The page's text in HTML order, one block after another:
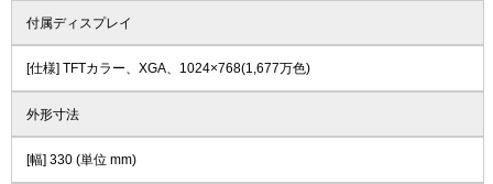
付属ディスプレイ
[仕様] TFTカラー、XGA、1024×768(1,677万色)
外形寸法
[幅] 330 (単位 mm)